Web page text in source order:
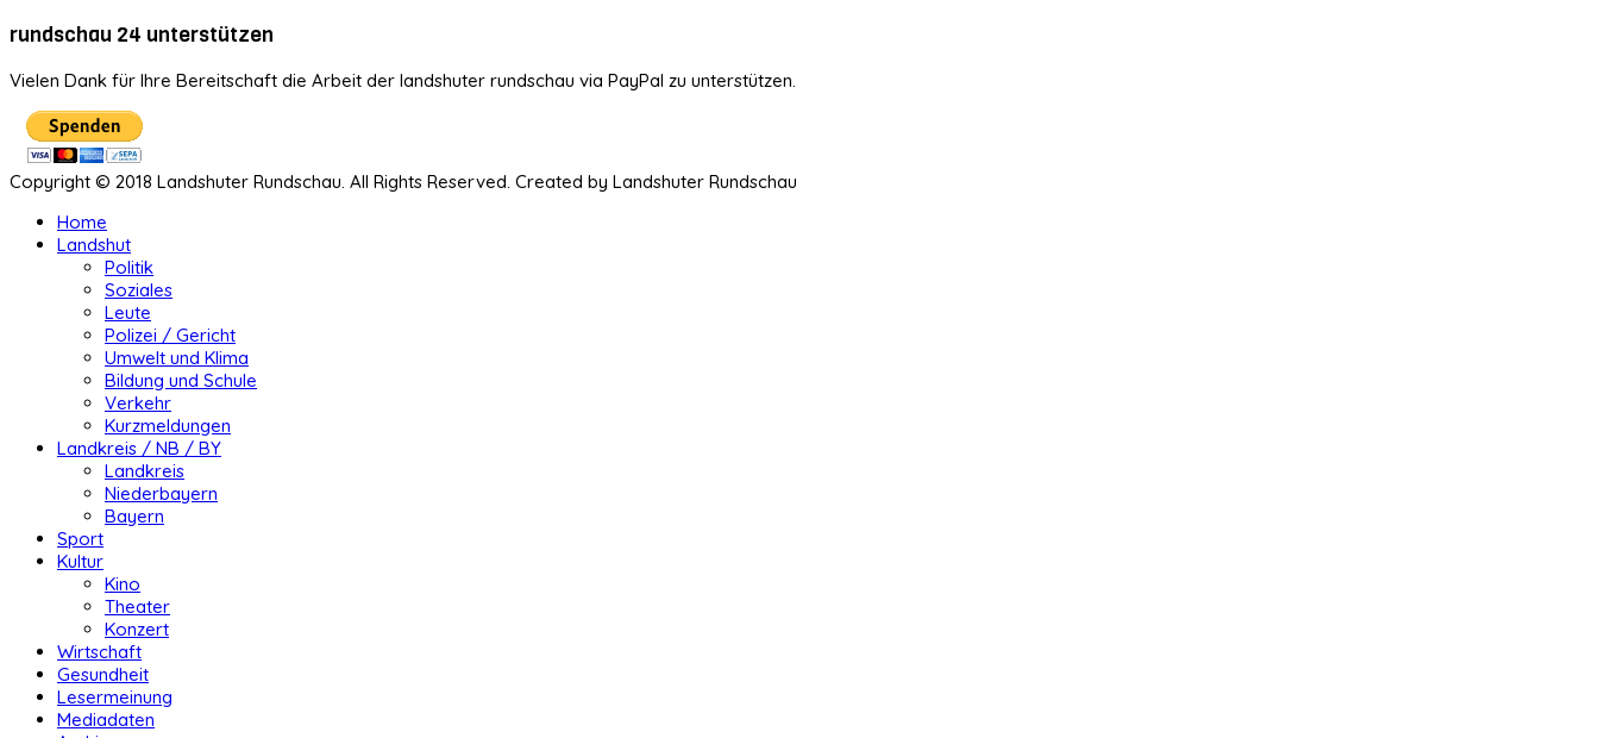
rundschau 24 unterstützen
Vielen Dank für Ihre Bereitschaft die Arbeit der landshuter rundschau via PayPal zu unterstützen.
Copyright © 2018 Landshuter Rundschau. All Rights Reserved. Created by Landshuter Rundschau
Home
Landshut
Politik
Soziales
Leute
Polizei / Gericht
Umwelt und Klima
Bildung und Schule
Verkehr
Kurzmeldungen
Landkreis / NB / BY
Landkreis
Niederbayern
Bayern
Sport
Kultur
Kino
Theater
Konzert
Wirtschaft
Gesundheit
Lesermeinung
Mediadaten